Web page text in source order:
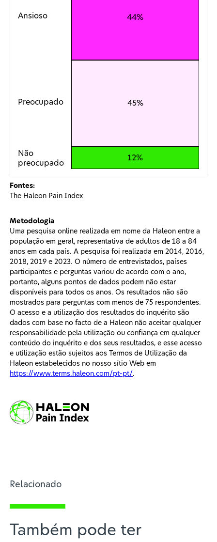
Ansioso
Preocupado
Não
preocupado
44%
45%
12%
Fontes:
The Haleon Pain Index
Metodologia
Uma pesquisa online realizada em nome da Haleon entre a
população em geral, representativa de adultos de 18 a 84
anos em cada país. A pesquisa foi realizada em 2014, 2016,
2018, 2019 e 2023. O número de entrevistados, países
participantes e perguntas variou de acordo com o ano,
portanto, alguns pontos de dados podem não estar
disponíveis para todos os anos. Os resultados não são
mostrados para perguntas com menos de 75 respondentes.
O acesso e a utilização dos resultados do inquérito são
dados com base no facto de a Haleon não aceitar qualquer
responsabilidade pela utilização ou confiança em qualquer
conteúdo do inquérito e dos seus resultados, e esse acesso
e utilização estão sujeitos aos Termos de Utilização da
Haleon estabelecidos no nosso sítio Web em
https://www.terms.haleon.com/pt-pt/.
Relacionado
Também pode ter